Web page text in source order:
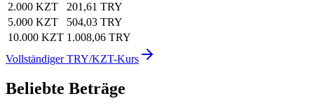
2.000 KZT
201,61 TRY
5.000 KZT
504,03 TRY
10.000 KZT 1.008,06 TRY
Vollständiger TRY/KZT-Kurs
Beliebte Beträge